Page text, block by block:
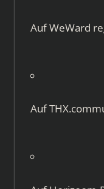
AufWeWard
Auf